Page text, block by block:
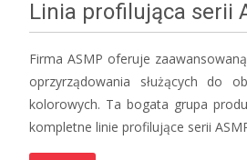
Linia profilująca serii
Firma ASMP oferuje
oprzyrządowania służących
kolorowych. Ta bogata grupa
kompletne linie profilujące serii